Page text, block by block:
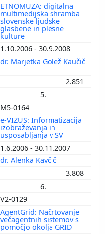
ETNOMUZA: digitalna
multimedijska shramba
slovenske ljudske
glasbene in plesne
kulture
1.10.2006 - 30.9.2008
dr. Marjetka Golež Kaučič
2.851
5.
M5-0164
e-VIZUS: Informatizacija
izobraževanja in
usposabljanja v SV
1.6.2006 - 30.11.2007
dr. Alenka Kavčič
3.808
6.
V2-0129
AgentGrid: Načrtovanje
večagentnih sistemov s
pomočjo okolja GRID